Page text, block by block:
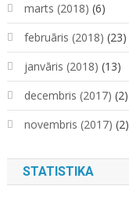
marts (2018) (6)
februāris (2018) (23)
janvāris (2018) (13)
decembris (2017) (2)
novembris (2017) (2)
STATISTIKA